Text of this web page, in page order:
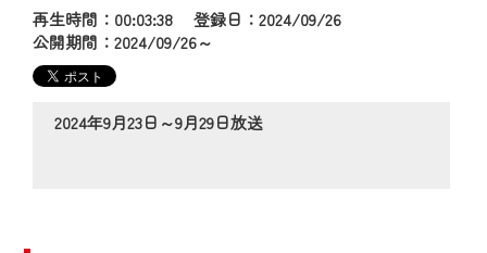
再生時間：00:03:38 登録日：2024/09/26
公開期間：2024/09/26～
2024年9月23日～9月29日放送
【変更点】
◆デザイン変更により、お住まいの地域
の動画コンテンツが一目瞭然。
◆当社アプリやＰＣブラウザから、いつ
でも・どこでも・外出先でも！